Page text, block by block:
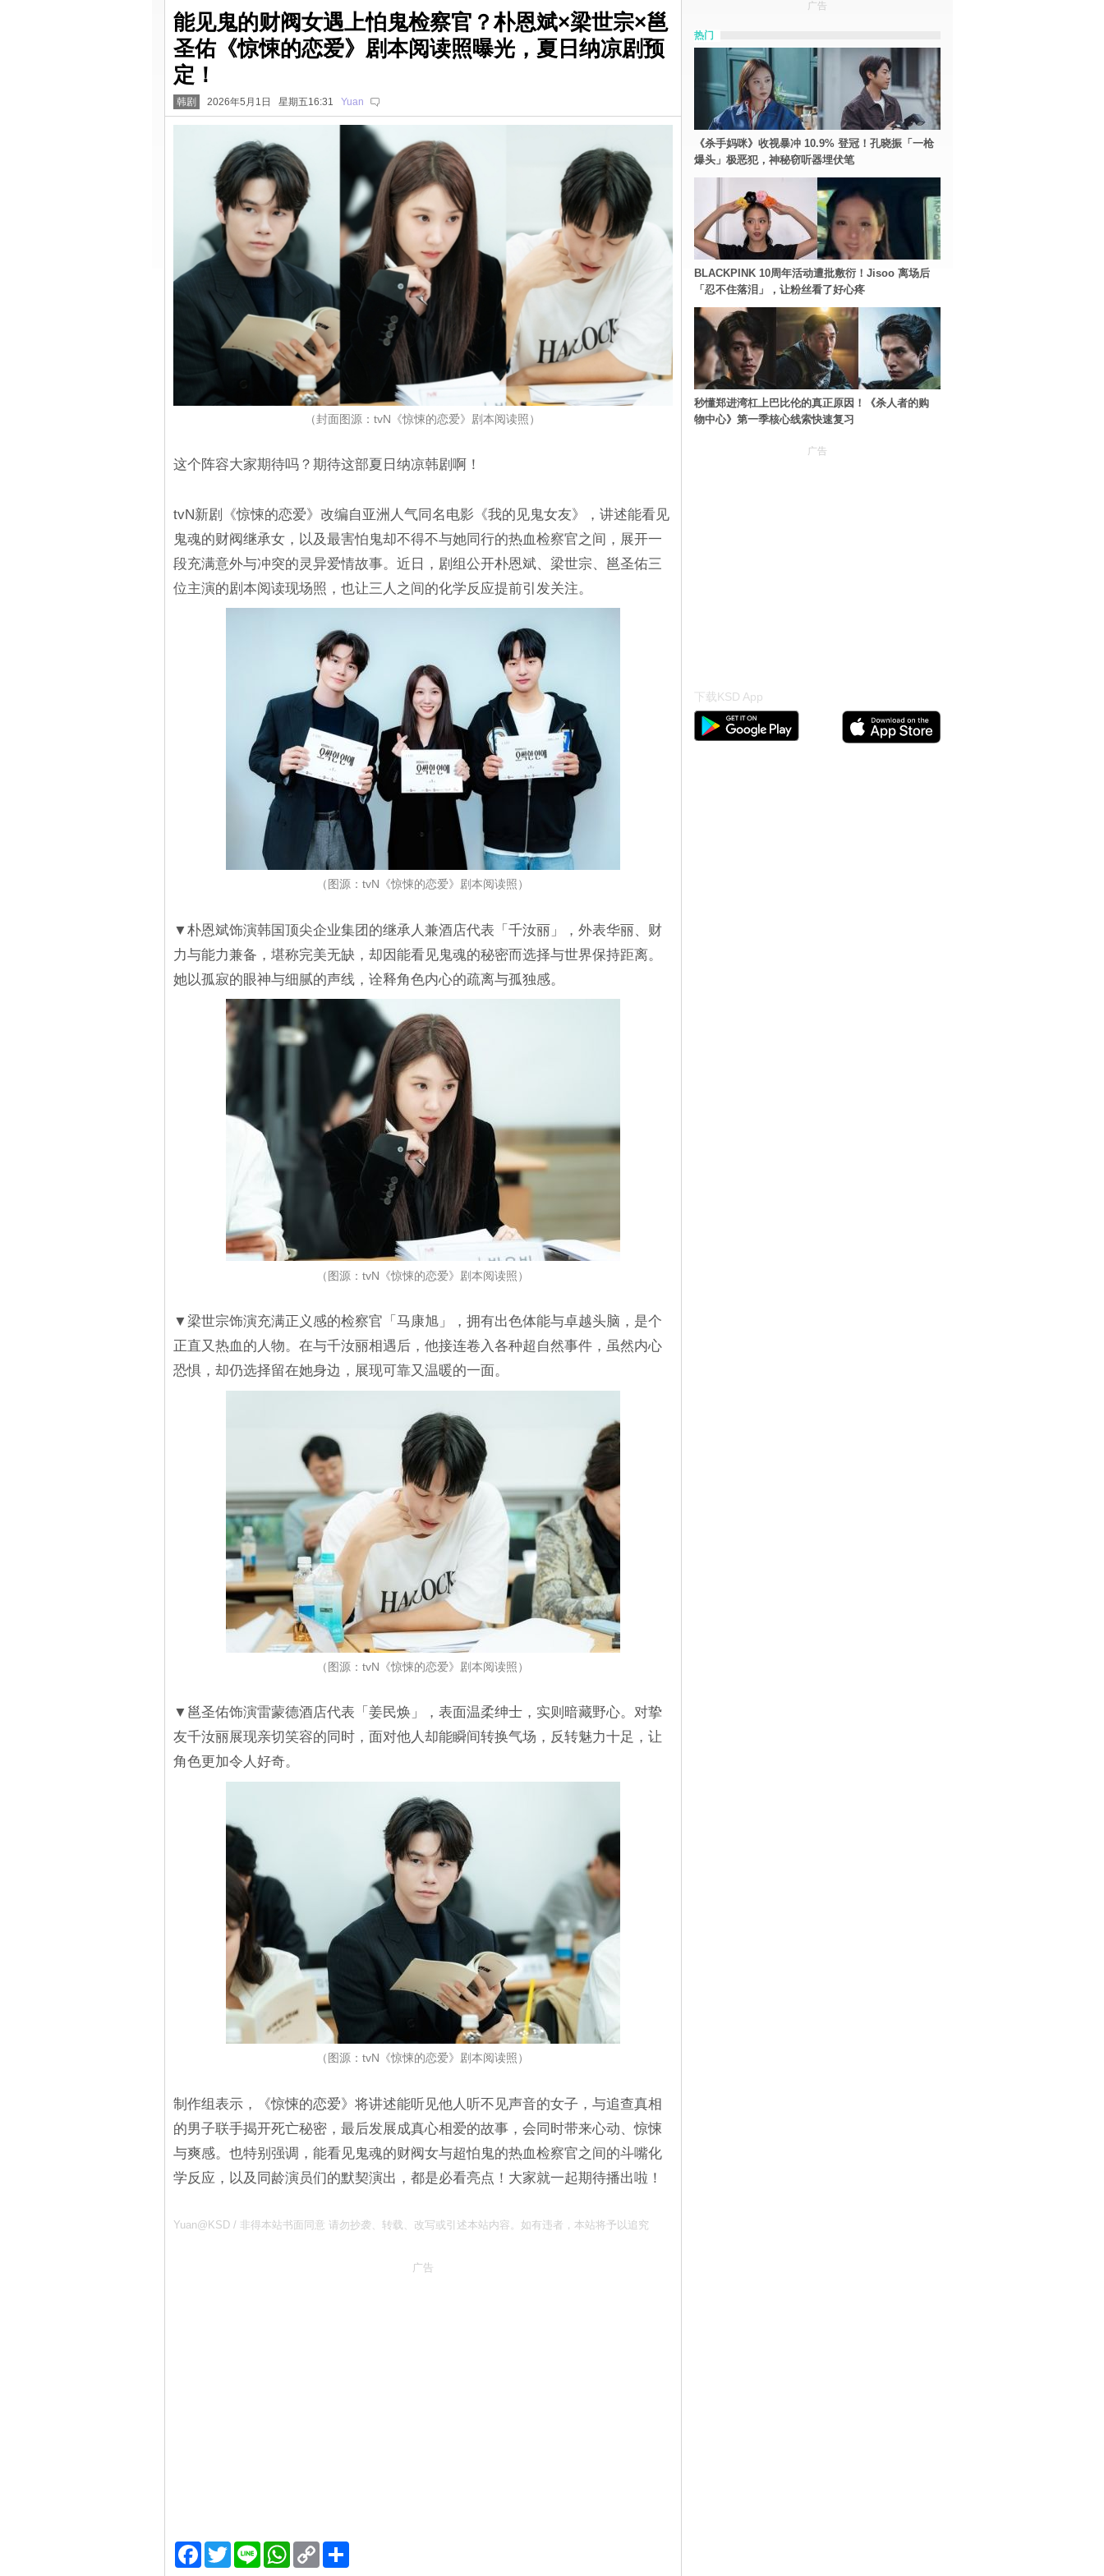
能见鬼的财阀女遇上怕鬼检察官？朴恩斌×梁世宗×邕
圣佑《惊悚的恋爱》剧本阅读照曝光，夏日纳凉剧预
定！
韩剧 2026年5月1日 星期五16:31 Yuan
（封面图源：tvN《惊悚的恋爱》剧本阅读照）
这个阵容大家期待吗？期待这部夏日纳凉韩剧啊！
tvN新剧《惊悚的恋爱》改编自亚洲人气同名电影《我的见鬼女友》，讲述能看见
鬼魂的财阀继承女，以及最害怕鬼却不得不与她同行的热血检察官之间，展开一
段充满意外与冲突的灵异爱情故事。近日，剧组公开朴恩斌、梁世宗、邕圣佑三
位主演的剧本阅读现场照，也让三人之间的化学反应提前引发关注。
（图源：tvN《惊悚的恋爱》剧本阅读照）
▼朴恩斌饰演韩国顶尖企业集团的继承人兼酒店代表「千汝丽」，外表华丽、财
力与能力兼备，堪称完美无缺，却因能看见鬼魂的秘密而选择与世界保持距离。
她以孤寂的眼神与细腻的声线，诠释角色内心的疏离与孤独感。
（图源：tvN《惊悚的恋爱》剧本阅读照）
▼梁世宗饰演充满正义感的检察官「马康旭」，拥有出色体能与卓越头脑，是个
正直又热血的人物。在与千汝丽相遇后，他接连卷入各种超自然事件，虽然内心
恐惧，却仍选择留在她身边，展现可靠又温暖的一面。
（图源：tvN《惊悚的恋爱》剧本阅读照）
▼邕圣佑饰演雷蒙德酒店代表「姜民焕」，表面温柔绅士，实则暗藏野心。对挚
友千汝丽展现亲切笑容的同时，面对他人却能瞬间转换气场，反转魅力十足，让
角色更加令人好奇。
（图源：tvN《惊悚的恋爱》剧本阅读照）
制作组表示，《惊悚的恋爱》将讲述能听见他人听不见声音的女子，与追查真相
的男子联手揭开死亡秘密，最后发展成真心相爱的故事，会同时带来心动、惊悚
与爽感。也特别强调，能看见鬼魂的财阀女与超怕鬼的热血检察官之间的斗嘴化
学反应，以及同龄演员们的默契演出，都是必看亮点！大家就一起期待播出啦！
Yuan@KSD / 非得本站书面同意 请勿抄袭、转载、改写或引述本站内容。如有违者，本站将予以追究
广告
Facebook
TwitterLine WhatsApp
Copy
Link
分
广告
热门
《杀手妈咪》收视暴冲 10.9% 登冠！孔晓振「一枪
爆头」极恶犯，神秘窃听器埋伏笔
BLACKPINK 10周年活动遭批敷衍！Jisoo 离场后
「忍不住落泪」，让粉丝看了好心疼
秒懂郑进湾杠上巴比伦的真正原因！《杀人者的购
物中心》第一季核心线索快速复习
广告
下载KSD App